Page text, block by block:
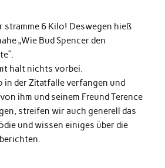
stramme 6 Kilo! Deswegen hieß
„Wie Bud Spencer den
halt nichts vorbei.
in der Zitatfalle verfangen und
ihm und seinem Freund Terence
streifen wir auch generell das
und wissen einiges über die